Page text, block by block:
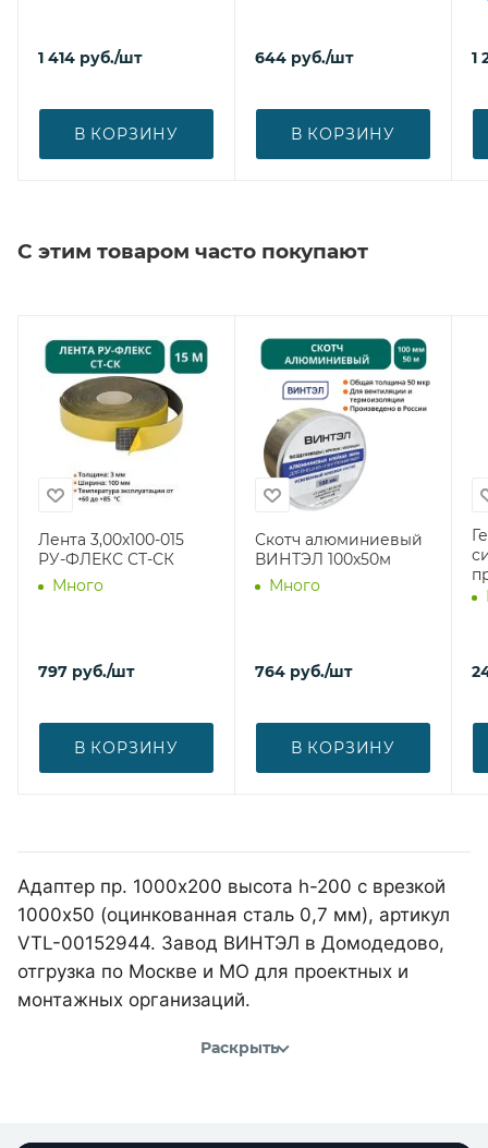
1 414 руб./шт
В КОРЗИНУ
644 руб./шт
В КОРЗИНУ
1
С этим товаром часто покупают
Лента 3,00х100-015
РУ-ФЛЕКС СТ-СК
Много
797 руб./шт
В КОРЗИНУ
Скотч алюминиевый
ВИНТЭЛ 100х50м
Много
764 руб./шт
В КОРЗИНУ
Адаптер пр. 1000х200 высота h-200 с врезкой
1000х50 (оцинкованная сталь 0,7 мм), артикул
VTL-00152944. Завод ВИНТЭЛ в Домодедово,
отгрузка по Москве и МО для проектных и
монтажных организаций.
Раскрыть